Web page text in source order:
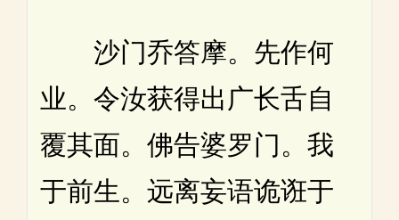
沙门乔答摩。先作何
业。令汝获得出广长舌自
覆其面。佛告婆罗门。我
于前生。远离妄语诡诳于